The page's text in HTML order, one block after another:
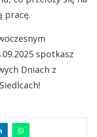
pracę.
spotkasz
Dniach z